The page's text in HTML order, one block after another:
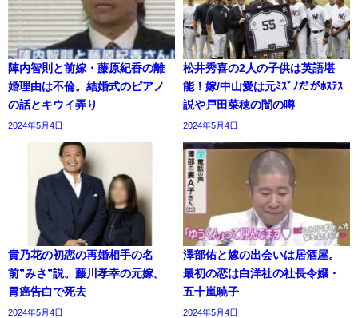
陣内智則と前嫁・藤原紀香の離
婚理由は不倫。結婚式のピアノ
の話とキウイ弄り
2024年5月4日
松井秀喜の2人の子供は英語堪
能！嫁/中山愛は元ﾐｽﾞﾉだがﾎｽﾃｽ
説や戸田菜穂の闇の噂
2024年5月4日
貴乃花の初恋の再婚相手の名
前”みさ”説。藤川孝幸の元嫁。
胃癌告白で死去
2024年5月4日
澤部佑と嫁の出会いは居酒屋。
最初の恋は白洋社の社長令嬢・
五十嵐暁子
2024年5月4日